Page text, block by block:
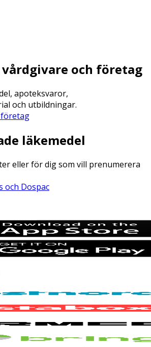
vårdgivare och företag
apoteksvaror,
och utbildningar.
företag
läkemedel
eller för dig som vill prenumerera
och Dospac